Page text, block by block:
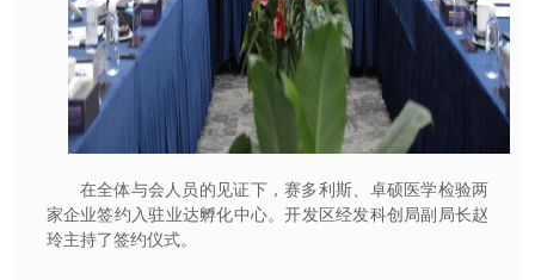
在全体与会人员的见证下，赛多利斯、卓硕医学检验两
家企业签约入驻业达孵化中心。开发区经发科创局副局长赵
玲主持了签约仪式。